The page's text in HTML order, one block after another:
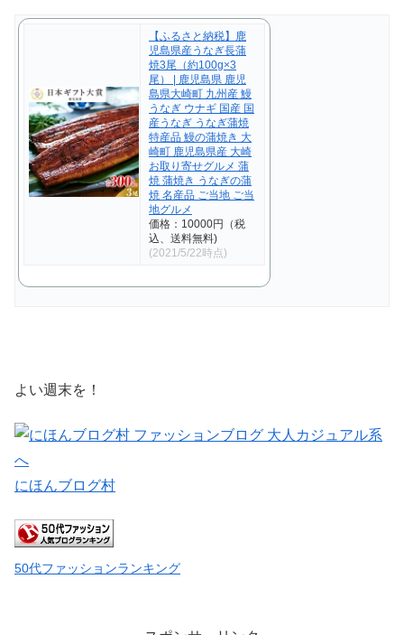
【ふるさと納税】鹿
児島県産うなぎ長蒲
焼3尾（約100g×3
尾） | 鹿児島県 鹿児
島県大崎町 九州産 鰻
うなぎ ウナギ 国産 国
産うなぎ うなぎ蒲焼
特産品 鰻の蒲焼き 大
崎町 鹿児島県産 大崎
お取り寄せグルメ 蒲
焼 蒲焼き うなぎの蒲
焼 名産品 ご当地 ご当
地グルメ
価格：10000円（税
込、送料無料)
(2021/5/22時点)
よい週末を！
にほんブログ村
50代ファッションランキング